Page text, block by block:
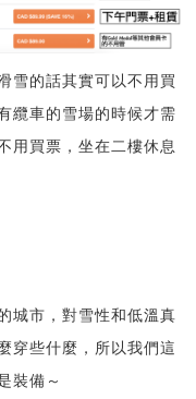
雪的話其實可以不用買
纜車的雪場的時候才需
用買票，坐在二樓休息
城市，對雪性和低溫真
穿些什麼，所以我們這
裝備～